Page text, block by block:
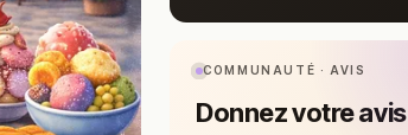
COMMUNAUTÉ · AVIS
Donnez votre avis